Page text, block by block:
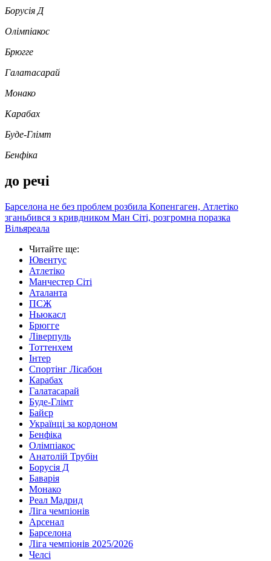
Борусія Д
Олімпіакос
Брюгге
Галатасарай
Монако
Карабах
Буде-Глімт
Бенфіка
до речі
Барселона не без проблем розбила Копенгаген, Атлетіко
зганьбився з кривдником Ман Сіті, розгромна поразка
Вільяреала
Читайте ще:
Ювентус
Атлетіко
Манчестер Сіті
Аталанта
ПСЖ
Ньюкасл
Брюгге
Ліверпуль
Тоттенхем
Інтер
Спортінг Лісабон
Карабах
Галатасарай
Буде-Глімт
Байєр
Українці за кордоном
Бенфіка
Олімпіакос
Анатолій Трубін
Борусія Д
Баварія
Монако
Реал Мадрид
Ліга чемпіонів
Арсенал
Барселона
Ліга чемпіонів 2025/2026
Челсі